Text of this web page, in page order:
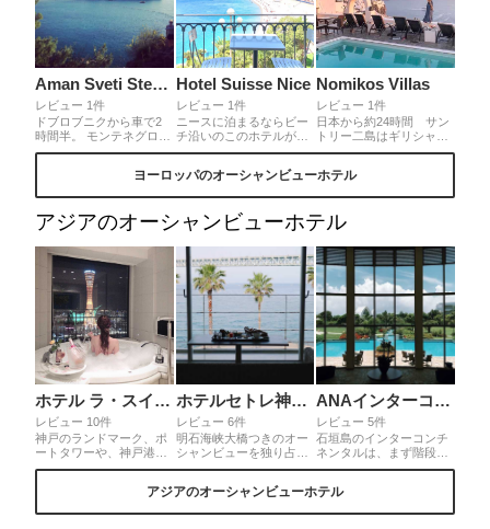
Aman Sveti Stefan
レビュー 1件
ドブロブニクから車で2
時間半。 モンテネグロの
アドリア海に浮かぶ400
出来るのは宿泊者だけ、
中段差のある迷路の様な
小さな村の散策は楽しい
ですよ😊 島の小さな教会
ではジョコヴィッチ選手
が挙式されたとか！素敵
ですね✨
Hotel Suisse Nice
レビュー 1件
ニースに泊まるならビー
チ沿いのこのホテルがオ
ススメ💕ビーチで遊んで
し、レストランやお土産
何より、バルコニーから
ニースの景色を独り占め
できるのが嬉しすぎるポ
イント❣️予約の際はバル
コニー付きのお部屋を選
択してくださいね🌷
Nomikos Villas
レビュー 1件
日本から約24時間 サン
トリー二島はギリシャの
離島にある、ロマンチッ
す。 なかでも夕日は世界
んでいく姿は、この世の
素晴らしい光景✨ すべて
の時間を忘れ、ゆったり
とした大人の時間を楽し
みたい方にお勧めです！
ヨーロッパのオーシャンビューホテル
アジアのオーシャンビューホテル
ホテル ラ・スイート神戸ハーバーランド
レビュー 10件
神戸のランドマーク、ポ
ートタワーや、神戸港を
全室どのお部屋からも眺
が降り注ぐ港の風景、夜
ホテルセトレ神戸・舞子
レビュー 6件
明石海峡大橋つきのオー
シャンビューを独り占め
できるお部屋。淡路島や
んに使った、まるでパレ
ANAインターコンチネンタル石垣リゾート
レビュー 5件
石垣島のインターコンチ
ネンタルは、まず階段か
ら見るこの景色も良い
えるし、プールもあっ
アジアのオーシャンビューホテル